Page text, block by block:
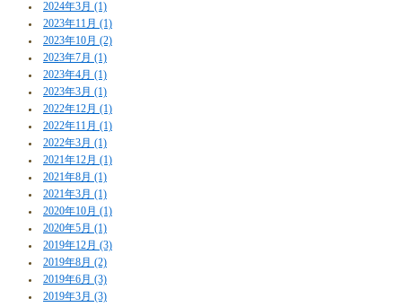
2024年3月 (1)
2023年11月 (1)
2023年10月 (2)
2023年7月 (1)
2023年4月 (1)
2023年3月 (1)
2022年12月 (1)
2022年11月 (1)
2022年3月 (1)
2021年12月 (1)
2021年8月 (1)
2021年3月 (1)
2020年10月 (1)
2020年5月 (1)
2019年12月 (3)
2019年8月 (2)
2019年6月 (3)
2019年3月 (3)